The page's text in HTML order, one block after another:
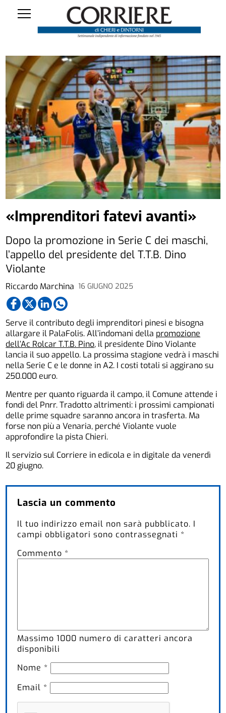
Riccardo Marchina 16 GIUGNO 2025
«Imprenditori fatevi avanti»
Dopo la promozione in Serie C dei maschi,
l’appello del presidente del T.T.B. Dino
Violante
Serve il contributo degli imprenditori pinesi e bisogna
allargare il PalaFolis. All’indomani della promozione
dell’Ac Rolcar T.T.B. Pino, il presidente Dino Violante
lancia il suo appello. La prossima stagione vedrà i maschi
nella Serie C e le donne in A2. I costi totali si aggirano su
250.000 euro.
Mentre per quanto riguarda il campo, il Comune attende i
fondi del Pnrr. Tradotto altrimenti: i prossimi campionati
delle prime squadre saranno ancora in trasferta. Ma
forse non più a Venaria, perché Violante vuole
approfondire la pista Chieri.
Il servizio sul Corriere in edicola e in digitale da venerdì
20 giugno.
Lascia un commento
Il tuo indirizzo email non sarà pubblicato. I
campi obbligatori sono contrassegnati *
Commento *
Massimo1000 numero di caratteri ancora
disponibili
Nome *
Email *